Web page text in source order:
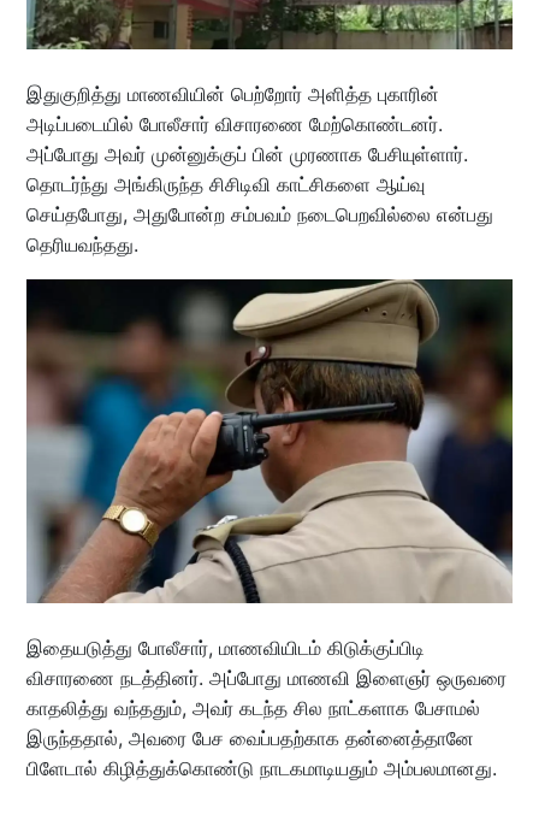
இதுகுறித்து மாணவியின் பெற்றோர் அளித்த புகாரின்
அடிப்படையில் போலீசார் விசாரணை மேற்கொண்டனர்.
அப்போது அவர் முன்னுக்குப் பின் முரணாக பேசியுள்ளார்.
தொடர்ந்து அங்கிருந்த சிசிடிவி காட்சிகளை ஆய்வு
செய்தபோது, அதுபோன்ற சம்பவம் நடைபெறவில்லை என்பது
தெரியவந்தது.
இதையடுத்து போலீசார், மாணவியிடம் கிடுக்குப்பிடி
விசாரணை நடத்தினர். அப்போது மாணவி இளைஞர் ஒருவரை
காதலித்து வந்ததும், அவர் கடந்த சில நாட்களாக பேசாமல்
இருந்ததால், அவரை பேச வைப்பதற்காக தன்னைத்தானே
பிளேடால் கிழித்துக்கொண்டு நாடகமாடியதும் அம்பலமானது.